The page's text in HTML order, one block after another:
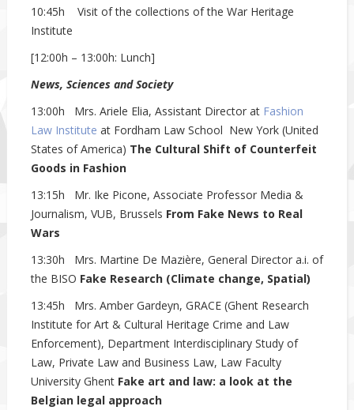
10:45h Visit of the collections of the War Heritage
Institute
[12:00h – 13:00h: Lunch]
News, Sciences and Society
13:00h Mrs. Ariele Elia, Assistant Director at Fashion
Law Institute at Fordham Law School New York (United
States of America) The Cultural Shift of Counterfeit
Goods in Fashion
13:15h Mr. Ike Picone, Associate Professor Media &
Journalism, VUB, Brussels From Fake News to Real
Wars
13:30h Mrs. Martine De Mazière, General Director a.i. of
the BISO Fake Research (Climate change, Spatial)
13:45h Mrs. Amber Gardeyn, GRACE (Ghent Research
Institute for Art & Cultural Heritage Crime and Law
Enforcement), Department Interdisciplinary Study of
Law, Private Law and Business Law, Law Faculty
University Ghent Fake art and law: a look at the
Belgian legal approach